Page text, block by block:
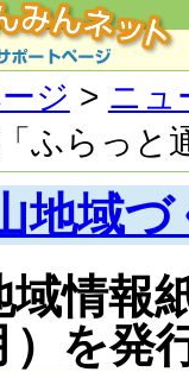
ジ > ニュ
ふらっと
地域
域情報
）を発